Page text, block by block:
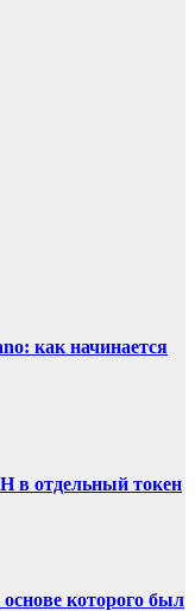
как начинается
в отдельный токен
которого был